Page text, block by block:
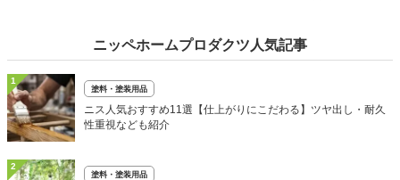
ニッペホームプロダクツ人気記事
1
塗料・塗装用品
ニス人気おすすめ11選【仕上がりにこだわる】ツヤ出し・耐久
性重視なども紹介
2
塗料・塗装用品